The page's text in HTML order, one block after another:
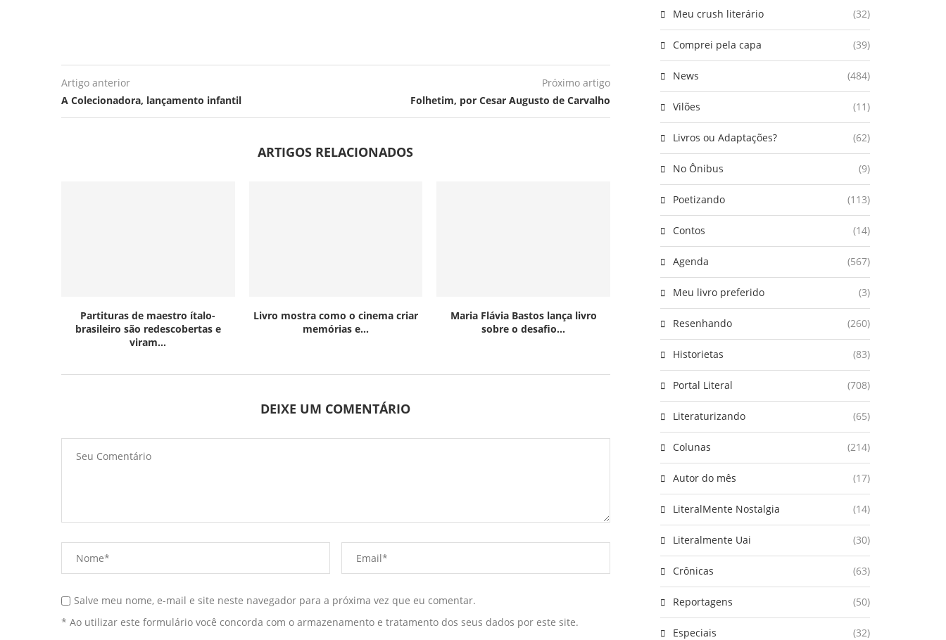
Artigo anterior
A Colecionadora, lançamento infantil
Próximo artigo
Folhetim, por Cesar Augusto de Carvalho
ARTIGOS RELACIONADOS
Partituras de maestro ítalo-
brasileiro são redescobertas e
viram...
Livro mostra como o cinema criar
memórias e...
Maria Flávia Bastos lança livro
sobre o desafio...
DEIXE UM COMENTÁRIO
Salve meu nome, e-mail e site neste navegador para a próxima vez que eu comentar.
* Ao utilizar este formulário você concorda com o armazenamento e tratamento dos seus dados por este site.
Meu crush literário (32)
Comprei pela capa (39)
News (484)
Vilões (11)
Livros ou Adaptações? (62)
No Ônibus (9)
Poetizando (113)
Contos (14)
Agenda (567)
Meu livro preferido (3)
Resenhando (260)
Historietas (83)
Portal Literal (708)
Literaturizando (65)
Colunas (214)
Autor do mês (17)
LiteralMente Nostalgia (14)
Literalmente Uai (30)
Crônicas (63)
Reportagens (50)
Especiais (32)